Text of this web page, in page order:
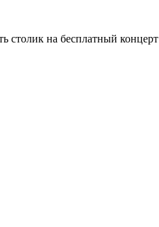
столик на бесплатный концерт